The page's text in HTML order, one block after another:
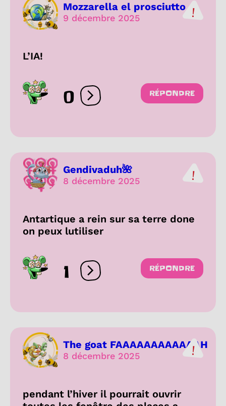
Mozzarella el prosciutto
9 décembre 2025
L’IA!
0 Ouvrir les réactions
RÉPONDRE
Gendivaduh🌺
8 décembre 2025
Antartique a rein sur sa terre done
on peux lutiliser
1 Ouvrir les réactions
RÉPONDRE
The goat FAAAAAAAAAAAAH
8 décembre 2025
pendant l’hiver il pourrait ouvrir